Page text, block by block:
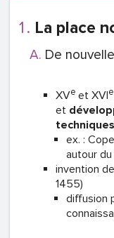
La place
De
XVe et XVIe
et
techniques
ex. :
autour du
invention de
1455)
diffusion